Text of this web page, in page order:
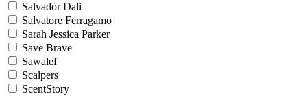
Salvador Dali
Salvatore Ferragamo
Sarah Jessica Parker
Save Brave
Sawalef
Scalpers
ScentStory